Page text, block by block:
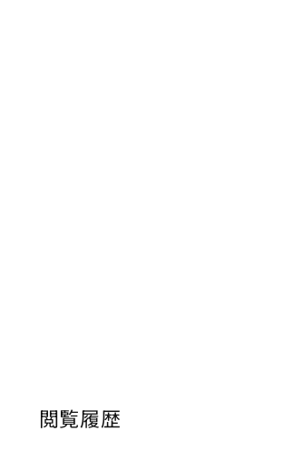
閲覧履歴